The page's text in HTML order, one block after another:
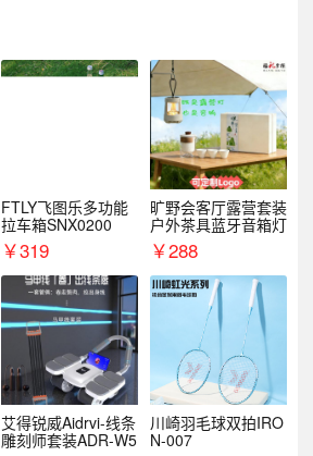
FTLY飞图乐多功能
拉车箱SNX0200
￥319
旷野会客厅露营套装
户外茶具蓝牙音箱灯
￥288
艾得锐威Aidrvi-线条
雕刻师套装ADR-W5
川崎羽毛球双拍IRO
N-007